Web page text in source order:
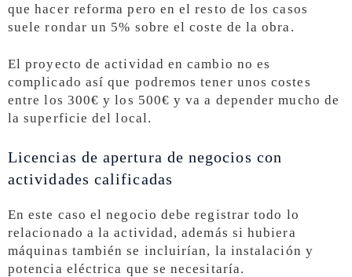
que hacer reforma pero en el resto de los casos
suele rondar un 5% sobre el coste de la obra.
El proyecto de actividad en cambio no es
complicado así que podremos tener unos costes
entre los 300€ y los 500€ y va a depender mucho de
la superficie del local.
Licencias de apertura de negocios con
actividades calificadas
En este caso el negocio debe registrar todo lo
relacionado a la actividad, además si hubiera
máquinas también se incluirían, la instalación y
potencia eléctrica que se necesitaría.